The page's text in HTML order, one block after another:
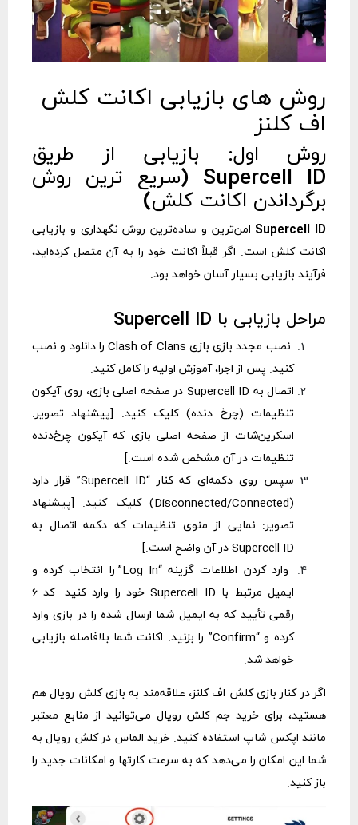
روش های بازیابی اکانت کلش
اف کلنز
روش اول: بازیابی از طریق
Supercell ID (سریع ترین روش
برگرداندن اکانت کلش)
Supercell ID امن‌ترین و ساده‌ترین روش نگهداری و بازیابی
اکانت کلش است. اگر قبلاً اکانت خود را به آن متصل کرده‌اید،
فرآیند بازیابی بسیار آسان خواهد بود.
مراحل بازیابی با Supercell ID
نصب مجدد بازی بازی Clash of Clans را دانلود و نصب
کنید. پس از اجرا، آموزش اولیه را کامل کنید.
اتصال به Supercell ID در صفحه اصلی بازی، روی آیکون
تنظیمات (چرخ دنده) کلیک کنید. [پیشنهاد تصویر:
اسکرین‌شات از صفحه اصلی بازی که آیکون چرخ‌دنده
تنظیمات در آن مشخص شده است.]
سپس روی دکمه‌ای که کنار “Supercell ID” قرار دارد
(Disconnected/Connected) کلیک کنید. [پیشنهاد
تصویر: نمایی از منوی تنظیمات که دکمه اتصال به
Supercell ID در آن واضح است.]
وارد کردن اطلاعات گزینه “Log In” را انتخاب کرده و
ایمیل مرتبط با Supercell ID خود را وارد کنید. کد ۶
رقمی تأیید که به ایمیل شما ارسال شده را در بازی وارد
کرده و “Confirm” را بزنید. اکانت شما بلافاصله بازیابی
خواهد شد.
اگر در کنار بازی کلش اف کلنز، علاقه‌مند به بازی کلش رویال هم
هستید، برای خرید جم کلش رویال می‌توانید از منابع معتبر
مانند اپکس شاپ استفاده کنید. خرید الماس در کلش رویال به
شما این امکان را می‌دهد که به سرعت کارتها و امکانات جدید را
باز کنید.